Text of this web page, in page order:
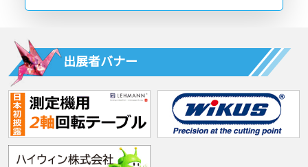
出展者バナー